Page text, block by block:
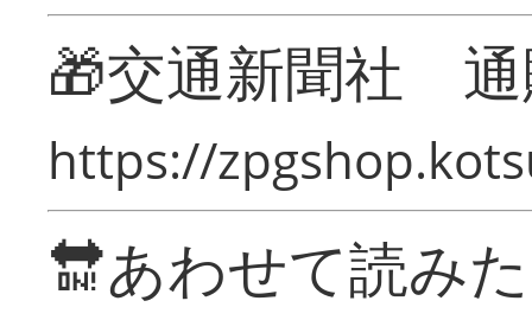
🎁交通新聞社
https://
🔛あわせて読み